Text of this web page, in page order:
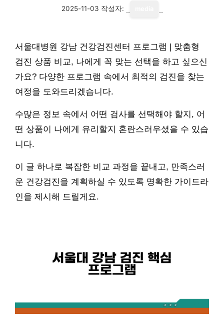
2025-11-03 작성자:
서울대병원 강남 건강검진센터 프로그램 | 맞춤형
검진 상품 비교, 나에게 꼭 맞는 선택을 하고 싶으신
가요? 다양한 프로그램 속에서 최적의 검진을 찾는
여정을 도와드리겠습니다.
수많은 정보 속에서 어떤 검사를 선택해야 할지, 어
떤 상품이 나에게 유리할지 혼란스러우셨을 수 있습
니다.
이 글 하나로 복잡한 비교 과정을 끝내고, 만족스러
운 건강검진을 계획하실 수 있도록 명확한 가이드라
인을 제시해 드릴게요.